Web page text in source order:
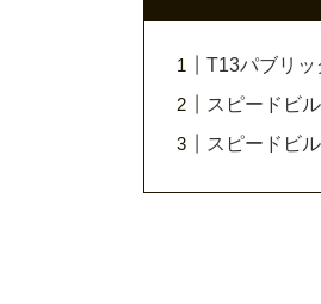
T13パブリ
スピードビ
スピードビ